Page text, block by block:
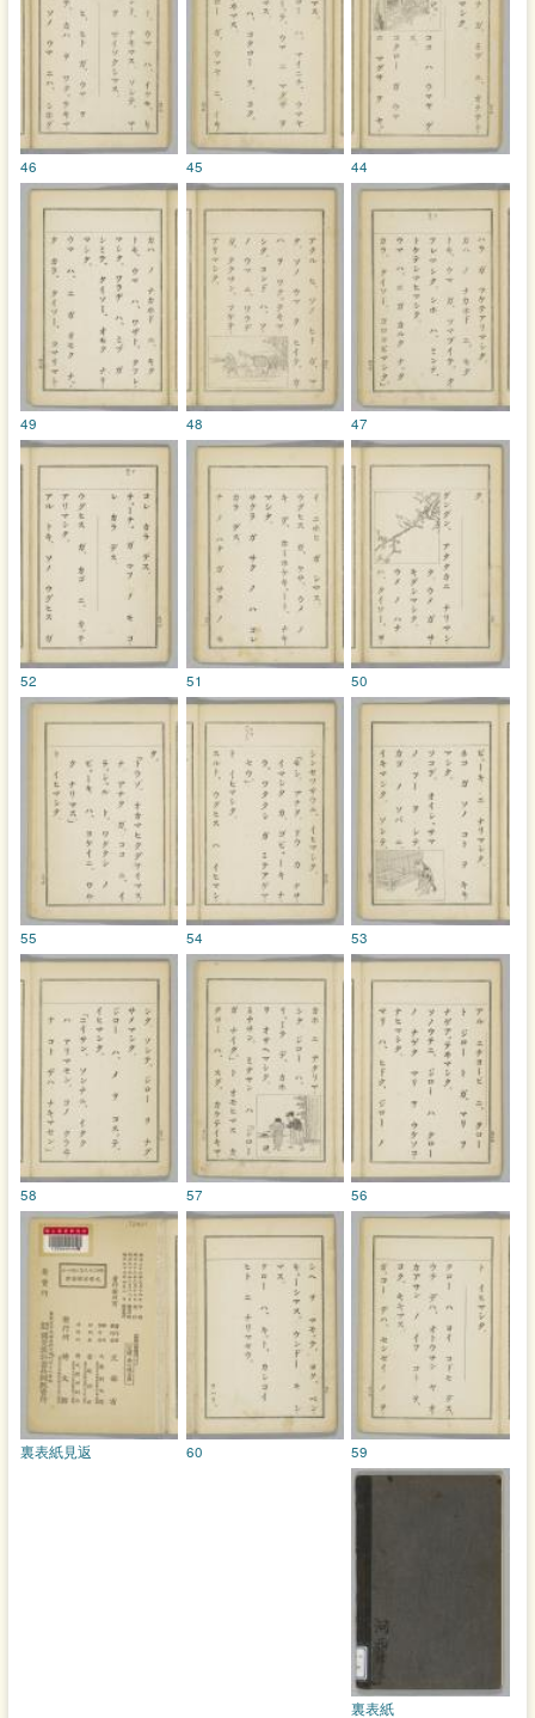
44
45
46
47
48
49
50
51
52
53
54
55
56
57
58
59
60
裏表紙見返
裏表紙